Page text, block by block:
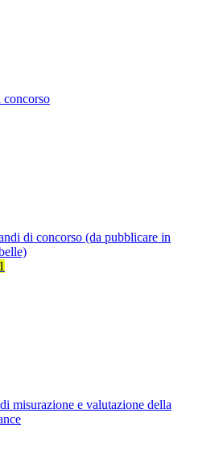
di concorso (da pubblicare in
misurazione e valutazione della